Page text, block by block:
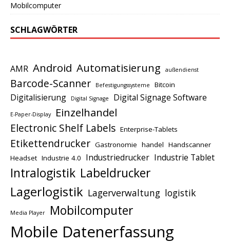
Mobilcomputer
SCHLAGWÖRTER
AMR Android Automatisierung außendienst
Barcode-Scanner Befestigungssysteme Bitcoin
Digitalisierung Digital Signage Digital Signage Software
E-Paper-Display Einzelhandel
Electronic Shelf Labels Enterprise-Tablets
Etikettendrucker Gastronomie handel Handscanner
Headset Industrie 4.0 Industriedrucker Industrie Tablet
Intralogistik Labeldrucker
Lagerlogistik Lagerverwaltung logistik
Media Player Mobilcomputer
Mobile Datenerfassung